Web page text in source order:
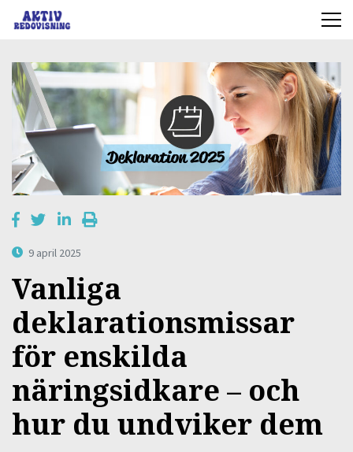
9 april 2025
Vanliga
deklarationsmissar
för enskilda
näringsidkare – och
hur du undviker dem